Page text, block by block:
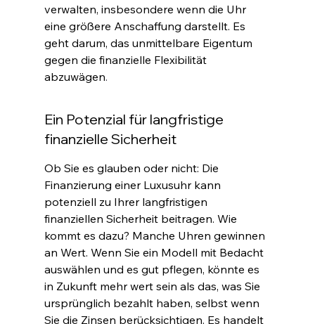
verwalten, insbesondere wenn die Uhr
eine größere Anschaffung darstellt. Es
geht darum, das unmittelbare Eigentum
gegen die finanzielle Flexibilität
abzuwägen.
Ein Potenzial für langfristige
finanzielle Sicherheit
Ob Sie es glauben oder nicht: Die
Finanzierung einer Luxusuhr kann
potenziell zu Ihrer langfristigen
finanziellen Sicherheit beitragen. Wie
kommt es dazu? Manche Uhren gewinnen
an Wert. Wenn Sie ein Modell mit Bedacht
auswählen und es gut pflegen, könnte es
in Zukunft mehr wert sein als das, was Sie
ursprünglich bezahlt haben, selbst wenn
Sie die Zinsen berücksichtigen. Es handelt